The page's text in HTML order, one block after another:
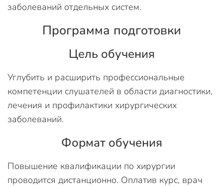
заболеваний отдельных систем.
Программа подготовки
Цель обучения
Углубить и расширить профессиональные
компетенции слушателей в области диагностики,
лечения и профилактики хирургических
заболеваний.
Формат обучения
Повышение квалификации по хирургии
проводится дистанционно. Оплатив курс, врач